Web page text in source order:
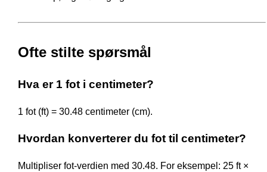
Ofte stilte spørsmål
Hva er 1 fot i centimeter?
1 fot (ft) = 30.48 centimeter (cm).
Hvordan konverterer du fot til centimeter?
Multipliser fot-verdien med 30.48. For eksempel: 25 ft ×